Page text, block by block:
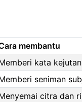
membantu
kata
seniman
citra dan